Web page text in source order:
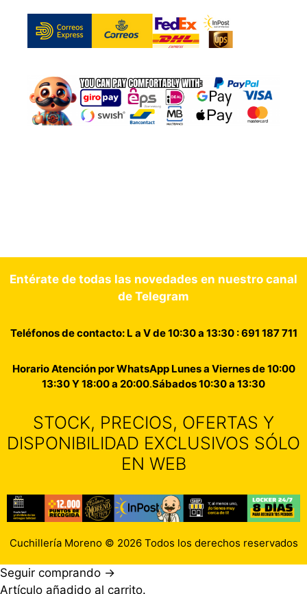
Entérate de todas las novedades en nuestro canal
de Telegram
Teléfonos de contacto: L a V de 10:30 a 13:30 : 691 187 711
Horario Atención por WhatsApp Lunes a Viernes de 10:00
13:30 Y 18:00 a 20:00.Sábados 10:30 a 13:30
STOCK, PRECIOS, OFERTAS Y
DISPONIBILIDAD EXCLUSIVOS SÓLO
EN WEB
Cuchillería Moreno © 2026 Todos los derechos reservados
Seguir comprando →
Artículo añadido al carrito.